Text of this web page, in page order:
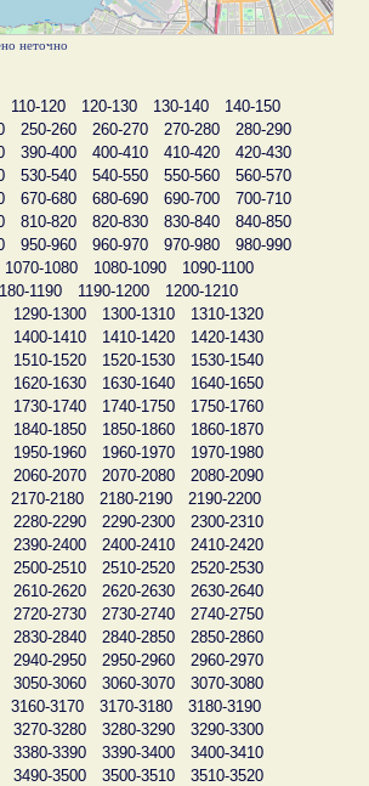
неточно
110-120 120-130 130-140
140-150
250-260 260-270 270-280
280-290
390-400 400-410 410-420
420-430
530-540 540-550 550-560
560-570
670-680 680-690 690-700
700-710
810-820 820-830 830-840
840-850
950-960 960-970 970-980
980-990
1070-1080 1080-1090
1090-1100
1190 1190-1200
1200-1210
1290-1300 1300-1310
1310-1320
1400-1410 1410-1420
1420-1430
1510-1520 1520-1530
1530-1540
1620-1630 1630-1640
1640-1650
1730-1740 1740-1750
1750-1760
1840-1850 1850-1860
1860-1870
1950-1960 1960-1970
1970-1980
2060-2070 2070-2080
2080-2090
2170-2180 2180-2190
2190-2200
2280-2290 2290-2300
2300-2310
2390-2400 2400-2410
2410-2420
2500-2510 2510-2520
2520-2530
2610-2620 2620-2630
2630-2640
2720-2730 2730-2740
2740-2750
2830-2840 2840-2850
2850-2860
2940-2950 2950-2960
2960-2970
3050-3060 3060-3070
3070-3080
3160-3170 3170-3180
3180-3190
3270-3280 3280-3290
3290-3300
3380-3390 3390-3400
3400-3410
3490-3500 3500-3510
3510-3520